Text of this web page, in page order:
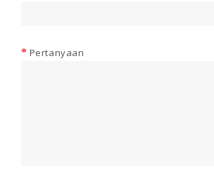
Pertanyaan